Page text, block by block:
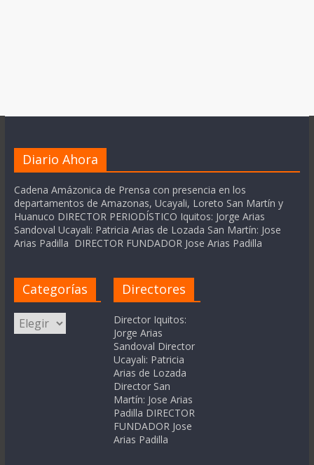
Diario Ahora
Cadena Amázonica de Prensa con presencia en los
departamentos de Amazonas, Ucayali, Loreto San Martín y
Huanuco DIRECTOR PERIODÍSTICO Iquitos: Jorge Arias
Sandoval Ucayali: Patricia Arias de Lozada San Martín: Jose
Arias Padilla DIRECTOR FUNDADOR Jose Arias Padilla
Categorías
Categorías
Directores
Director Iquitos:
Jorge Arias
Sandoval Director
Ucayali: Patricia
Arias de Lozada
Director San
Martín: Jose Arias
Padilla DIRECTOR
FUNDADOR Jose
Arias Padilla